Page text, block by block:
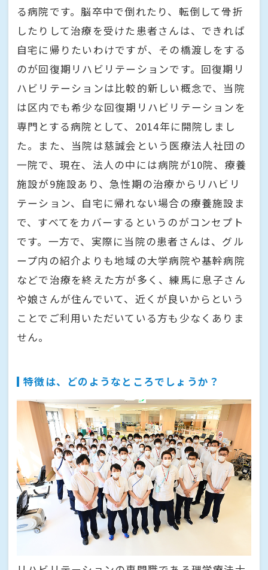
る病院です。脳卒中で倒れたり、転倒して骨折
したりして治療を受けた患者さんは、できれば
自宅に帰りたいわけですが、その橋渡しをする
のが回復期リハビリテーションです。回復期リ
ハビリテーションは比較的新しい概念で、当院
は区内でも希少な回復期リハビリテーションを
専門とする病院として、2014年に開院しまし
た。また、当院は慈誠会という医療法人社団の
一院で、現在、法人の中には病院が10院、療養
施設が9施設あり、急性期の治療からリハビリ
テーション、自宅に帰れない場合の療養施設ま
で、すべてをカバーするというのがコンセプト
です。一方で、実際に当院の患者さんは、グル
ープ内の紹介よりも地域の大学病院や基幹病院
などで治療を終えた方が多く、練馬に息子さん
や娘さんが住んでいて、近くが良いからという
ことでご利用いただいている方も少なくありま
せん。
特徴は、どのようなところでしょうか？